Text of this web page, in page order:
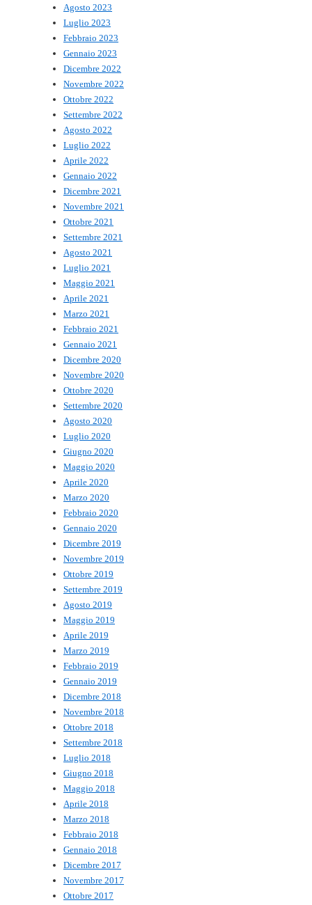
Agosto 2023
Luglio 2023
Febbraio 2023
Gennaio 2023
Dicembre 2022
Novembre 2022
Ottobre 2022
Settembre 2022
Agosto 2022
Luglio 2022
Aprile 2022
Gennaio 2022
Dicembre 2021
Novembre 2021
Ottobre 2021
Settembre 2021
Agosto 2021
Luglio 2021
Maggio 2021
Aprile 2021
Marzo 2021
Febbraio 2021
Gennaio 2021
Dicembre 2020
Novembre 2020
Ottobre 2020
Settembre 2020
Agosto 2020
Luglio 2020
Giugno 2020
Maggio 2020
Aprile 2020
Marzo 2020
Febbraio 2020
Gennaio 2020
Dicembre 2019
Novembre 2019
Ottobre 2019
Settembre 2019
Agosto 2019
Maggio 2019
Aprile 2019
Marzo 2019
Febbraio 2019
Gennaio 2019
Dicembre 2018
Novembre 2018
Ottobre 2018
Settembre 2018
Luglio 2018
Giugno 2018
Maggio 2018
Aprile 2018
Marzo 2018
Febbraio 2018
Gennaio 2018
Dicembre 2017
Novembre 2017
Ottobre 2017